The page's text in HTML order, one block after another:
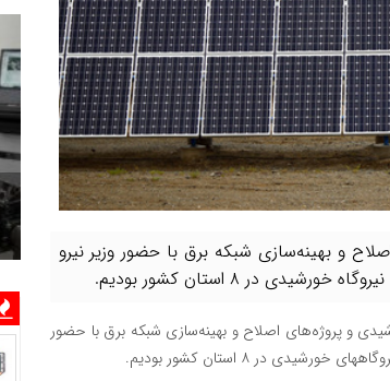
و بهینه‌سازی شبکه برق با حضور وزیر نیرو
و پروژه‌های اصلاح و بهینه‌سازی شبکه برق با حضور